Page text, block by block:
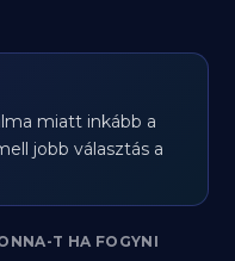
miatt inkább a
jobb választás a
T HA FOGYNI